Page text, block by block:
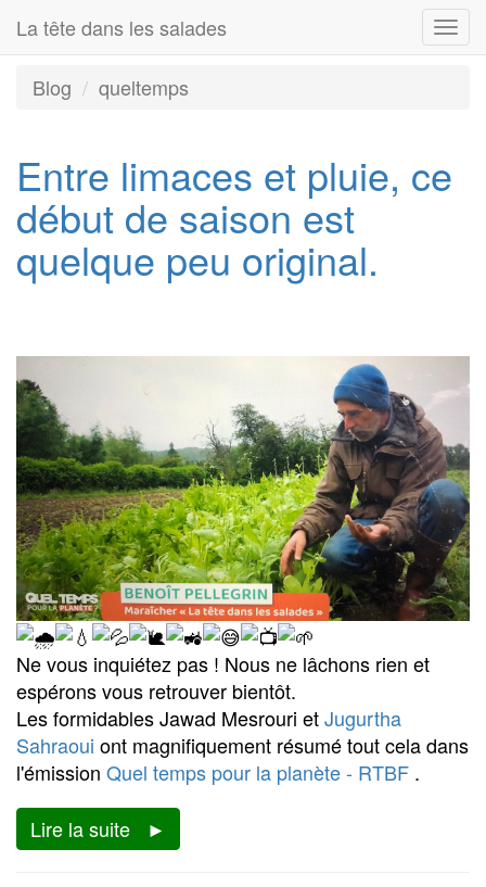
La tête dans les salades
Blog queltemps
Entre limaces et pluie, ce
début de saison est
quelque peu original.
Ne vous inquiétez pas ! Nous ne lâchons rien et
espérons vous retrouver bientôt.
Les formidables Jawad Mesrouri etJugurtha
Sahraoui ont magnifiquement résumé tout cela dans
l'émission Quel temps pour la planète - RTBF .
Lire la suite